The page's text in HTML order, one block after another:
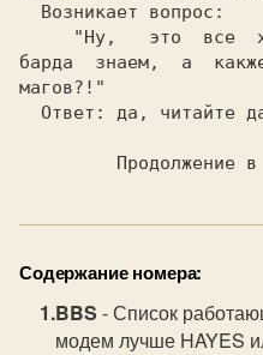
барда  знаем,  а
магов?!"
Содержание номера:
BBS - Список
модем лучше HAYES